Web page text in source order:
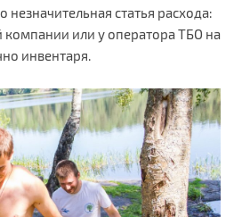
незначительная статья расхода:
или у оператора ТБО на
инвентаря.